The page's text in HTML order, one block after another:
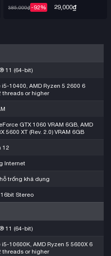
385,000₫-92% 29,000₫
11 (64-bit)
i5-10400, AMD Ryzen 5 2600 6
threads or higher
GTX 1060 VRAM 6GB, AMD
5600 XT (Rev. 2.0) VRAM 6GB
12
Internet
trống khả dụng
Stereo
11 (64-bit)
i5-10600K, AMD Ryzen 5 5600X 6
threads or higher